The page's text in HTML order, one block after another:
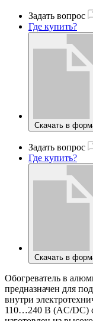
Задать вопрос
Где купить?
Скачать в
Задать вопрос
Где купить?
Скачать в
Обогреватель в
предназначен для
внутри
110…240 В (AC/DC)